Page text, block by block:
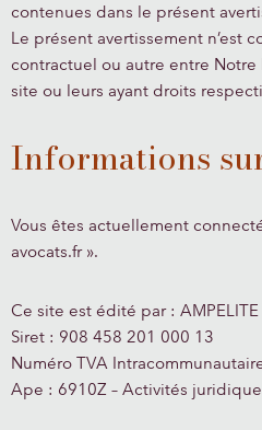
contenues dans le présent
Le présent avertissement n’est
contractuel ou autre entre
site ou leurs ayant droits
Informations
Vous êtes actuellement
avocats.fr ».
Ce site est édité par : AMPELITE
Siret : 908 458 201 000 13
Numéro TVA
Ape : 6910Z – Activités